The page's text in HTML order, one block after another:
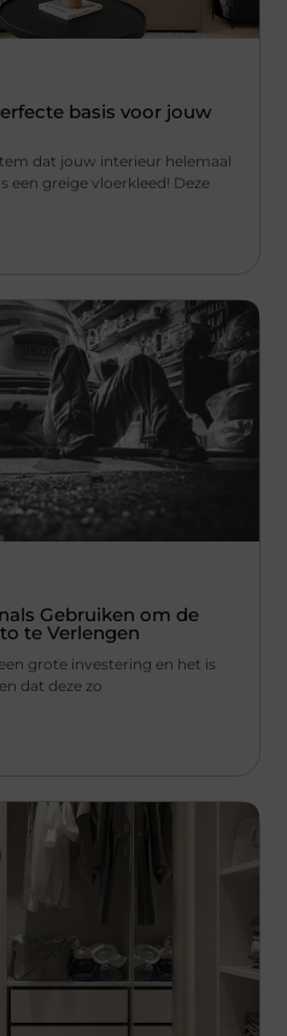
basis voor jouw
dat jouw interieur helemaal
een greige vloerkleed! Deze
Gebruiken om de
te Verlengen
grote investering en het is
dat deze zo